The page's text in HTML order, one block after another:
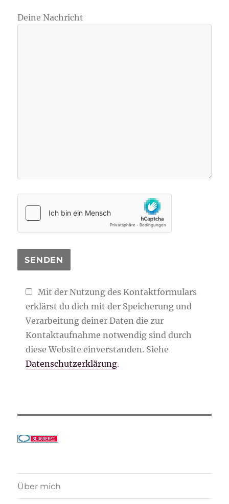
Deine Nachricht
Mit der Nutzung des Kontaktformulars
erklärst du dich mit der Speicherung und
Verarbeitung deiner Daten die zur
Kontaktaufnahme notwendig sind durch
diese Website einverstanden. Siehe
Datenschutzerklärung.
Über mich